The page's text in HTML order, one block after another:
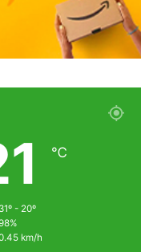
℃
31º - 20º
km/h